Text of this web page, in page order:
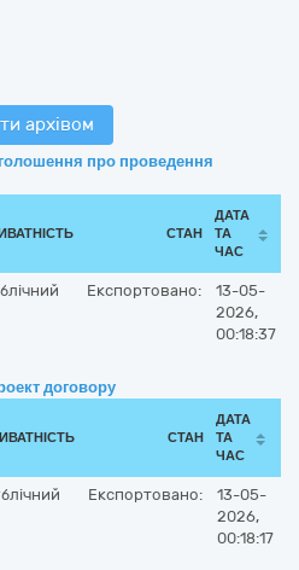
архівом
про проведення
СТАН
ДАТА
ТА
ЧАС
Експортовано:
13-05-
2026,
00:18:37
договору
СТАН
ДАТА
ТА
ЧАС
Експортовано:
13-05-
2026,
00:18:17